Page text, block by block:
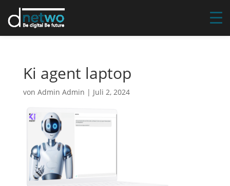
Ki agent laptop
von Admin Admin | Juli 2, 2024